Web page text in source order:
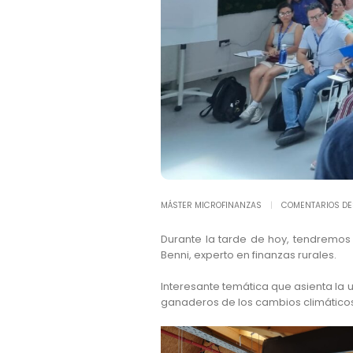
MÁSTER MICROFINANZAS COMENTARIOS
Durante la tarde de hoy,
Benni, experto en finanzas rurales.
Interesante temática que asienta la
ganaderos de los cambios